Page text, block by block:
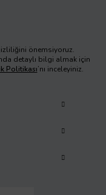
önemsiyoruz.
detaylı bilgi almak için
Politikası’nı inceleyiniz.